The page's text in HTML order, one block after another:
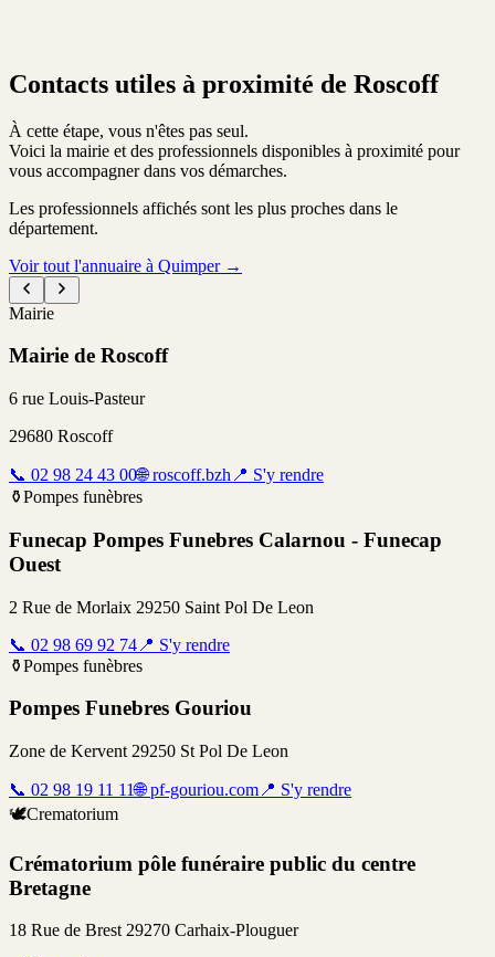
Contacts utiles à proximité de Roscoff
À cette étape, vous n'êtes pas seul.
Voici la mairie et des professionnels disponibles à proximité pour
vous accompagner dans vos démarches.
Les professionnels affichés sont les plus proches dans le
département.
Voir tout l'annuaire à Quimper →
Mairie
Mairie de Roscoff
6 rue Louis-Pasteur
29680 Roscoff
📞 02 98 24 43 00🌐 roscoff.bzh 📍 S'y rendre
⚱️Pompes funèbres
Funecap Pompes Funebres Calarnou - Funecap
Ouest
2 Rue de Morlaix 29250 Saint Pol De Leon
📞 02 98 69 92 74 📍 S'y rendre
⚱️Pompes funèbres
Pompes Funebres Gouriou
Zone de Kervent 29250 St Pol De Leon
📞 02 98 19 11 11🌐 pf-gouriou.com 📍 S'y rendre
🕊️Crematorium
Crématorium pôle funéraire public du centre
Bretagne
18 Rue de Brest 29270 Carhaix-Plouguer